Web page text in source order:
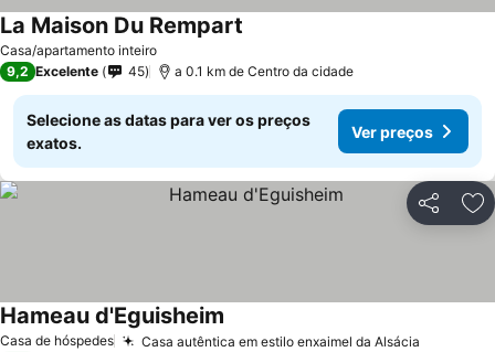
Casa/apartamento inteiro
La Maison Du Rempart
9,2 Excelente 45 a 0.1 km de Centro da cidade
Selecione as datas para ver os preços
exatos.
Ver preços
Partilhar
Casa de hóspedes Casa autêntica em estilo enxaimel da Alsácia
Hameau d'Eguisheim